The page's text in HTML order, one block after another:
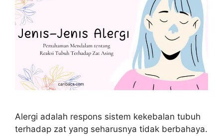
Alergi adalah respons sistem kekebalan tubuh
terhadap zat yang seharusnya tidak berbahaya.